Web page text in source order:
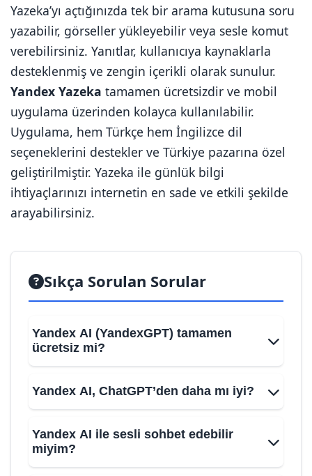
Yazeka’yı açtığınızda tek bir arama kutusuna soru
yazabilir, görseller yükleyebilir veya sesle komut
verebilirsiniz. Yanıtlar, kullanıcıya kaynaklarla
desteklenmiş ve zengin içerikli olarak sunulur.
Yandex Yazeka tamamen ücretsizdir ve mobil
uygulama üzerinden kolayca kullanılabilir.
Uygulama, hem Türkçe hem İngilizce dil
seçeneklerini destekler ve Türkiye pazarına özel
geliştirilmiştir. Yazeka ile günlük bilgi
ihtiyaçlarınızı internetin en sade ve etkili şekilde
arayabilirsiniz.
Sıkça Sorulan Sorular
Yandex AI (YandexGPT) tamamen
ücretsiz mi?
Yandex AI, ChatGPT’den daha mı iyi?
Yandex AI ile sesli sohbet edebilir
miyim?